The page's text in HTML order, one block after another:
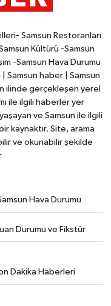
Samsun Restoranları
Kültürü -Samsun
-Samsun Hava Durumu
Samsun haber | Samsun
ilinde gerçekleşen yerel
ile ilgili haberler yer
ve Samsun ile ilgili
kaynaktır. Site, arama
ve okunabilir şekilde
Hava Durumu
Durumu ve Fikstür
Dakika Haberleri